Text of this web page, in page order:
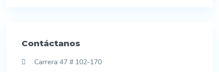
Contáctanos
Carrera 47 # 102-170